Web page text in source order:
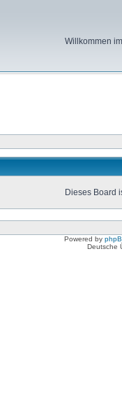
Willkommen
Dieses Board
Powered by
Deutsche